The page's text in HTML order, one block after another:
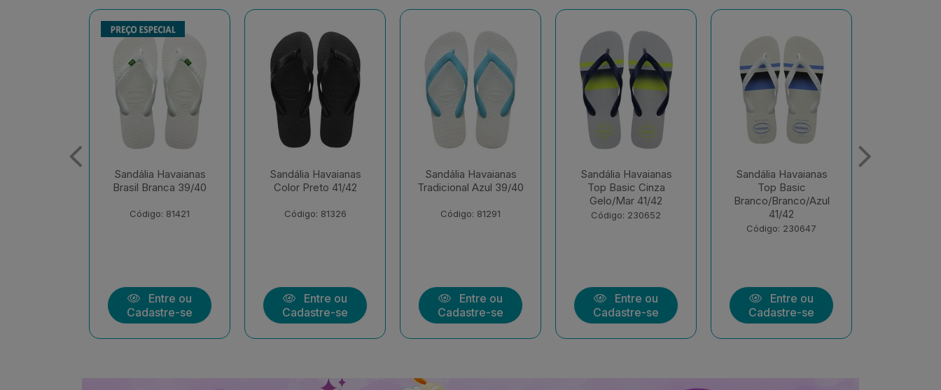
Sandália Havaianas
Color Preto 41/42
Código: 81326
Entre ou
Cadastre-se
Sandália Havaianas
Tradicional Azul 39/40
Código: 81291
Entre ou
Cadastre-se
Sandália Havaianas
Top Basic Cinza
Código: 230652
Entre ou
Cadastre-se
Sandália Havaianas
Top Basic
Branco/Branco/Azul
41/42
Entre ou
Cadastre-se
Sandália Havaianas
Color Vermelho
Hibisco 37/38
Código: 230372
Entre ou
Cadastre-se